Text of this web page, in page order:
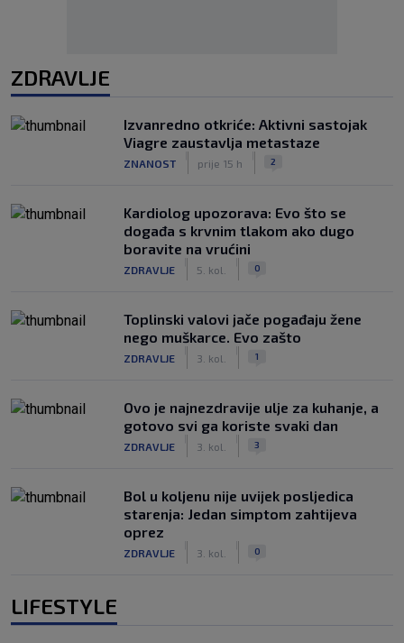
ZDRAVLJE
Izvanredno otkriće: Aktivni sastojak
Viagre zaustavlja metastaze
ZNANOST prije 15 h 2
Kardiolog upozorava: Evo što se
događa s krvnim tlakom ako dugo
boravite na vrućini
ZDRAVLJE 5. kol. 0
Toplinski valovi jače pogađaju žene
nego muškarce. Evo zašto
ZDRAVLJE 3. kol. 1
Ovo je najnezdravije ulje za kuhanje, a
gotovo svi ga koriste svaki dan
ZDRAVLJE 3. kol. 3
Bol u koljenu nije uvijek posljedica
starenja: Jedan simptom zahtijeva
oprez
ZDRAVLJE 3. kol. 0
LIFESTYLE